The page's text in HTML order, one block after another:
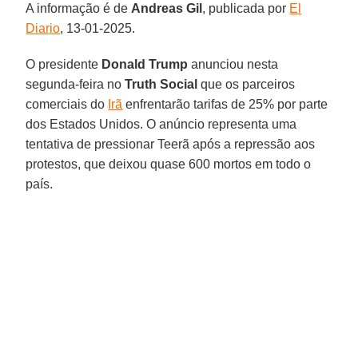
A informação é de Andreas Gil , publicada por El
Diario, 13-01-2025.
O presidente Donald Trump anunciou nesta
segunda-feira noTruth Social que os parceiros
comerciais do Irã enfrentarão tarifas de 25% por parte
dos Estados Unidos. O anúncio representa uma
tentativa de pressionar Teerã após a repressão aos
protestos, que deixou quase 600 mortos em todo o
país.